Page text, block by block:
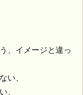
、イメージと違っ
い、
、